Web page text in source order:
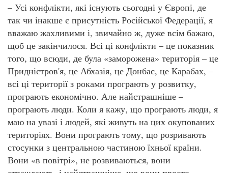
– Усі конфлікти, які існують сьогодні у Європі, де
так чи інакше є присутність Російської Федерації, я
вважаю жахливими і, звичайно ж, дуже всім бажаю,
щоб це закінчилося. Всі ці конфлікти – це показник
того, що всюди, де була «заморожена» територія – це
Придністров'я, це Абхазія, це Донбас, це Карабах, –
всі ці території з роками програють у розвитку,
програють економічно. Але найстрашніше –
програють люди. Коли я кажу, що програють люди, я
маю на увазі і людей, які живуть на цих окупованих
територіях. Вони програють тому, що розривають
стосунки з центральною частиною їхньої країни.
Вони «в повітрі», не розвиваються, вони